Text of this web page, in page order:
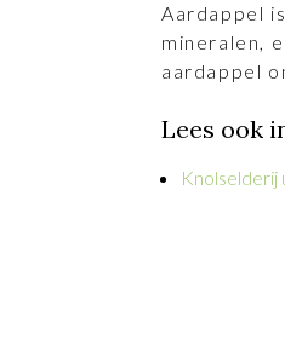
Aardappel
mineralen,
aardappel
Lees ook
Knolselderij